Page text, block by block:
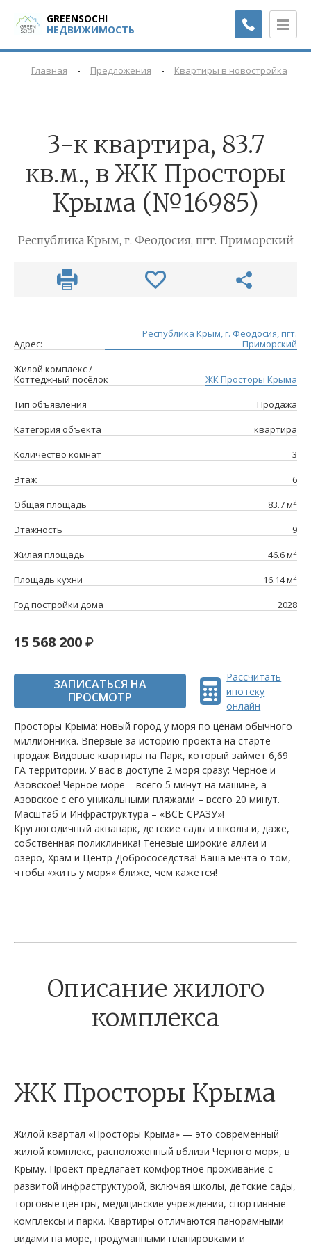
GREENSOCHI
НЕДВИЖИМОСТЬ
Главная - Предложения - Квартиры в новостройках
3-к квартира, 83.7
кв.м., в ЖК Просторы
Крыма (№16985)
Республика Крым, г. Феодосия, пгт. Приморский
Адрес:
Республика Крым, г. Феодосия, пгт.
Приморский
Жилой комплекс /
Коттеджный посёлок
ЖК Просторы Крыма
Тип объявления
Продажа
Категория объекта
квартира
Количество комнат
3
Этаж
6
Общая площадь
83.7 м2
Этажность
9
Жилая площадь
46.6 м2
Площадь кухни 16.14 м2
Год постройки дома 2028
15 568 200
ЗАПИСАТЬСЯ НА
ПРОСМОТР
Рассчитать
ипотеку
онлайн
Просторы Крыма: новый город у моря по ценам обычного
миллионника. Впервые за историю проекта на старте
продаж Видовые квартиры на Парк, который займет 6,69
ГА территории. У вас в доступе 2 моря сразу: Черное и
Азовское! Черное море – всего 5 минут на машине, а
Азовское с его уникальными пляжами – всего 20 минут.
Масштаб и Инфраструктура – «ВСЁ СРАЗУ»!
Круглогодичный аквапарк, детские сады и школы и, даже,
собственная поликлиника! Теневые широкие аллеи и
озеро, Храм и Центр Добрососедства! Ваша мечта о том,
чтобы «жить у моря» ближе, чем кажется!
Описание жилого
комплекса
ЖК Просторы Крыма
Жилой квартал «Просторы Крыма» — это современный
жилой комплекс, расположенный вблизи Черного моря, в
Крыму. Проект предлагает комфортное проживание с
развитой инфраструктурой, включая школы, детские сады,
торговые центры, медицинские учреждения, спортивные
комплексы и парки. Квартиры отличаются панорамными
видами на море, продуманными планировками и